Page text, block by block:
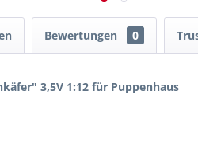
Bewertungen 0
3,5V 1:12 für Puppenhaus